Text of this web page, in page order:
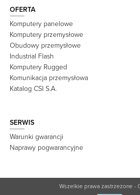
OFERTA
Komputery panelowe
Komputery przemysłowe
Obudowy przemysłowe
Industrial Flash
Komputery Rugged
Komunikacja przemysłowa
Katalog CSI S.A.
SERWIS
Warunki gwarancji
Naprawy pogwarancyjne
Wszelkie prawa zastrzeżone -